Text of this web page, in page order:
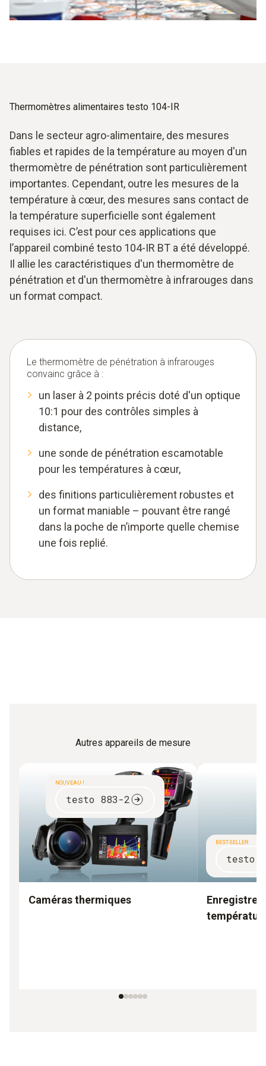
immersion dans des liquides, cette erreur de mesure peut
également être réduite en maintenant le liquide en
suffisante.
Thermomètres alimentaires testo 104-IR
Dans le secteur agro-alimentaire, des mesures
fiables et rapides de la température au moyen d'un
thermomètre de pénétration sont particulièrement
importantes. Cependant, outre les mesures de la
température à cœur, des mesures sans contact de
la température superficielle sont également
requises ici. C’est pour ces applications que
l’appareil combiné testo 104-IR BT a été développé.
Il allie les caractéristiques d'un thermomètre de
pénétration et d'un thermomètre à infrarouges dans
un format compact.
Le thermomètre de pénétration à infrarouges
convainc grâce à :
un laser à 2 points précis doté d'un optique
10:1 pour des contrôles simples à
distance,
une sonde de pénétration escamotable
pour les températures à cœur,
des finitions particulièrement robustes et
un format maniable – pouvant être rangé
dans la poche de n’importe quelle chemise
une fois replié.
Autres appareils de mesure
NOUVEAU !
testo 883-2
Caméras thermiques
BEST-SELLER
testo